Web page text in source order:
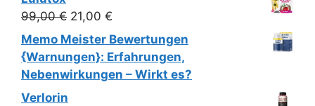
war:
99,00 €
99,00€ Ursprünglicher
Preis
99,00 €
21,00 €
Preis
ist:
21,00 €.
Memo Meister Bewertungen
{Warnungen}: Erfahrungen,
Nebenwirkungen – Wirkt es?
Verlorin